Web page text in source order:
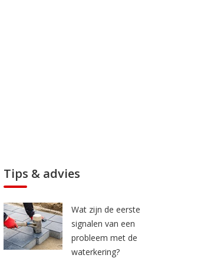
Tips & advies
Wat zijn de eerste
signalen van een
probleem met de
waterkering?